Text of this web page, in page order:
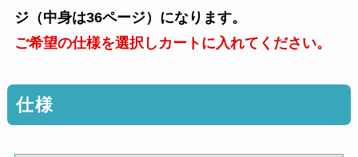
ジ（中身は36ページ）になります。
ご希望の仕様を選択しカートに入れてください。
仕様